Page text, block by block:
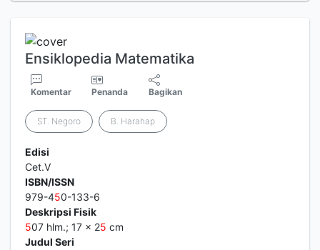
Ensiklopedia Matematika
Komentar Penanda Bagikan
ST. Negoro B. Harahap
Edisi
Cet.V
ISBN/ISSN
979-450-133-6
Deskripsi Fisik
507 hlm.; 17 x 25 cm
Judul Seri